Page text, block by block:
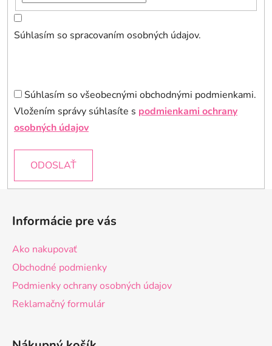
Súhlasím so spracovaním osobných údajov.
Súhlasím so všeobecnými obchodnými podmienkami.
Vložením správy súhlasíte s podmienkami ochrany
osobných údajov
ODOSLAŤ
Informácie pre vás
Ako nakupovať
Obchodné podmienky
Podmienky ochrany osobných údajov
Reklamačný formulár